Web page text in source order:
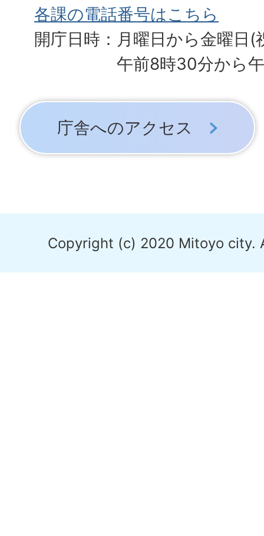
各課の電話番号はこちら
開庁日時：月曜日から金曜日(
午前8時30分から
庁舎へのアクセス
Copyright (c) 2020 Mitoyo city.